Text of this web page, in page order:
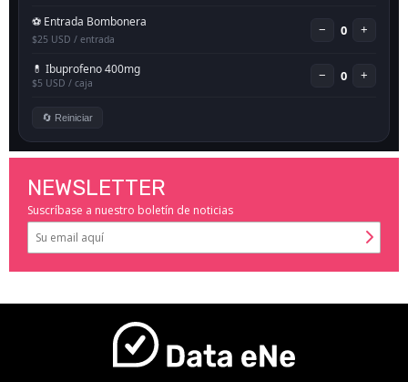
NEWSLETTER
Suscríbase a nuestro boletín de noticias